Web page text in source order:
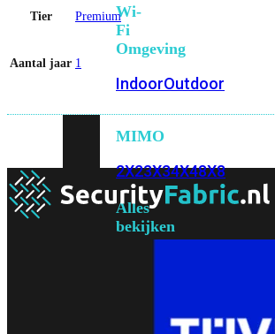
Wi-
Fi
Omgeving
IndoorOutdoor
MIMO
2X23X34X48X8
Alles
bekijken
FortiGate
Tier Premium
Aantal jaar 1